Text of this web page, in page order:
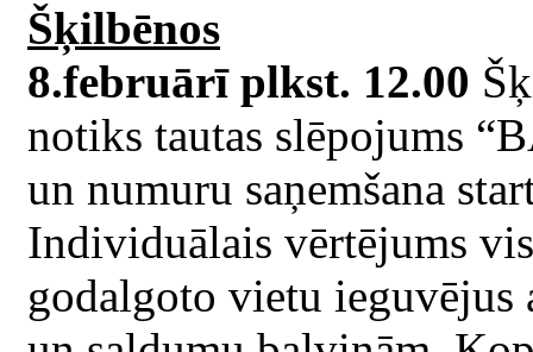
Šķilbēnos
8.februārī plkst. 12.00
notiks tautas slēpojums
un numuru saņemšana
Individuālais vērtējums
godalgoto vietu